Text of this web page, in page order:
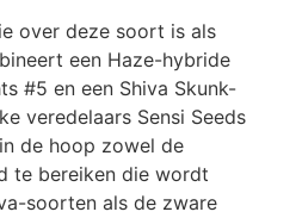
over deze soort is als
een Haze-hybride
#5 en een Shiva Skunk-
veredelaars Sensi Seeds
de hoop zowel de
te bereiken die wordt
soorten als de zware